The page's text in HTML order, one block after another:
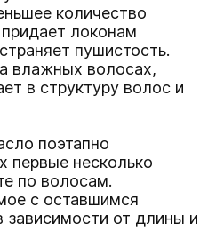
количество
локонам
пушистость.
влажных волосах,
в структуру волос и
поэтапно
первые несколько
по волосам.
с оставшимся
зависимости от длины и